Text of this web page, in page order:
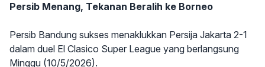
Persib Menang, Tekanan Beralih ke Borneo
Persib Bandung sukses menaklukkan Persija Jakarta 2-1
dalam duel El Clasico Super League yang berlangsung
Minggu (10/5/2026).